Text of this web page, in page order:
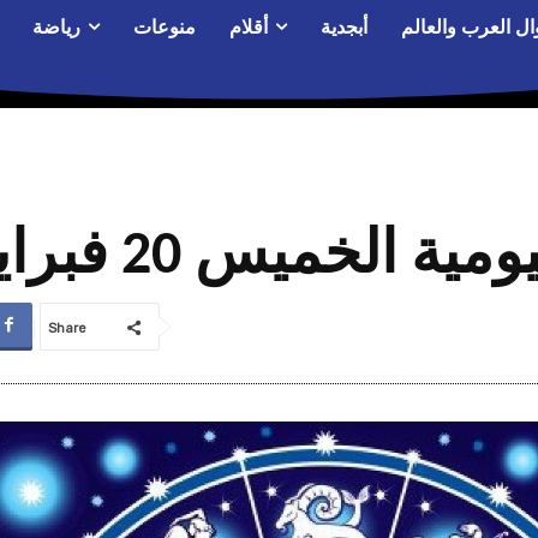
العرب والعالم أبجدية أقلام منوعات رياضة
الخميس 20 فبراير 2020م
Share